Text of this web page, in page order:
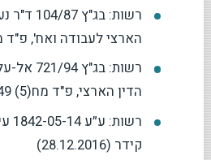
רשות:
הארצי לעבודה ואח', פ"ד
רשות:
הדין הארצי, פ"ד מח(5) 749
קידר (28.12.2016)